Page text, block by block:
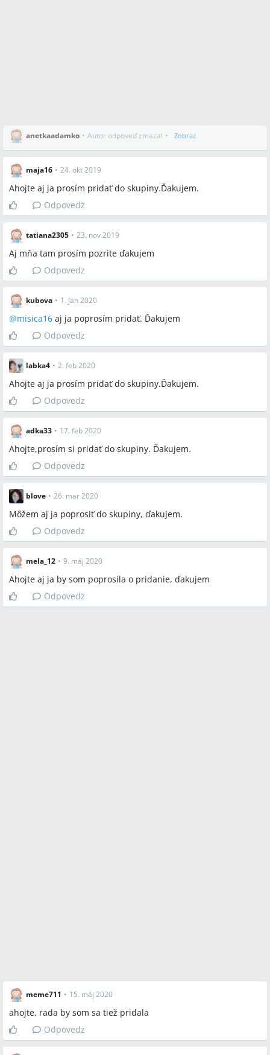
anetkaadamko • Autor odpoveď zmazal • Zobraz
maja16 • 24. okt 2019
Ahojte aj ja prosím pridať do skupiny.Ďakujem.
Odpovedz
tatiana2305 • 23. nov 2019
Aj mňa tam prosím pozrite ďakujem
Odpovedz
kubova • 1. jan 2020
@misica16 aj ja poprosím pridať. Ďakujem
Odpovedz
labka4 • 2. feb 2020
Ahojte aj ja prosím pridať do skupiny.Ďakujem.
Odpovedz
adka33 • 17. feb 2020
Ahojte,prosím si pridať do skupiny. Ďakujem.
Odpovedz
blove • 26. mar 2020
Môžem aj ja poprosiť do skupiny, ďakujem.
Odpovedz
mela_12 • 9. máj 2020
Ahojte aj ja by som poprosila o pridanie, ďakujem
Odpovedz
meme711 • 15. máj 2020
ahojte, rada by som sa tiež pridala
Odpovedz